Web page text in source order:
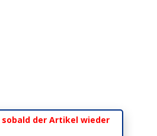
der Artikel wieder